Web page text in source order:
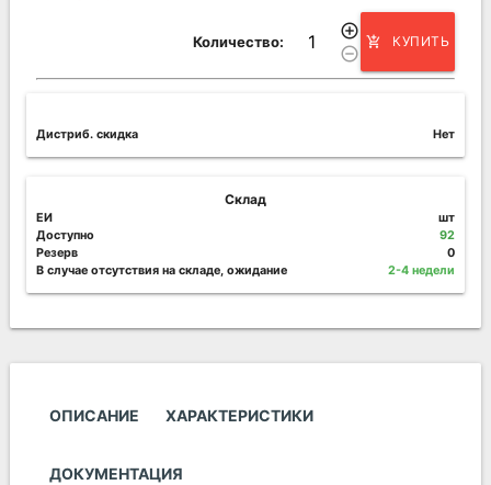
Количество:
add_circle_outline
remove_circle_outline
add_shopping_cart КУПИТЬ
Дистриб. скидка Нет
Склад
ЕИ
шт
Доступно
92
Резерв
0
В случае отсутствия на складе, ожидание
2-4 недели
ОПИСАНИЕ ХАРАКТЕРИСТИКИ
ДОКУМЕНТАЦИЯ